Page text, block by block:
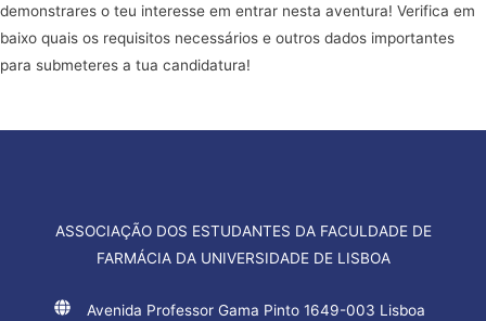
demonstrares o teu interesse em entrar nesta aventura! Verifica em
baixo quais os requisitos necessários e outros dados importantes
para submeteres a tua candidatura!
ASSOCIAÇÃO DOS ESTUDANTES DA FACULDADE DE
FARMÁCIA DA UNIVERSIDADE DE LISBOA
Avenida Professor Gama Pinto 1649-003 Lisboa